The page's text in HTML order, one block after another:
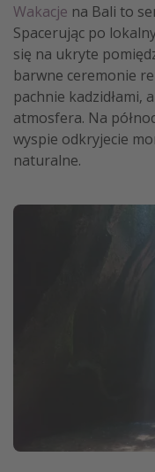
Kalendarz podróży
Wakacje na Bali to
Spacerując po
się na ukryte
barwne ceremonie
pachnie kadzidłami,
atmosfera. Na
wyspie odkryjecie
naturalne.